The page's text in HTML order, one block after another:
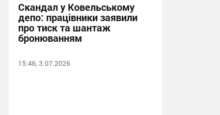
Скандал у Ковельському
депо: працівники заявили
про тиск та шантаж
бронюванням
15:46, 3.07.2026